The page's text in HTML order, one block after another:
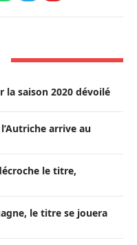
la saison 2020 dévoilé
arrive au
le titre,
le titre se jouera